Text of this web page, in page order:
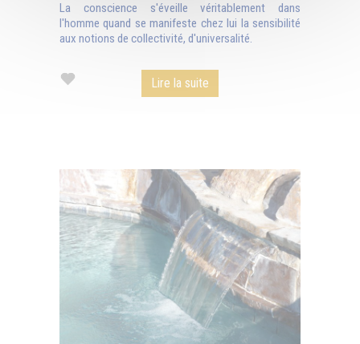
La conscience s'éveille véritablement dans
l'homme quand se manifeste chez lui la sensibilité
aux notions de collectivité, d'universalité.
Lire la suite